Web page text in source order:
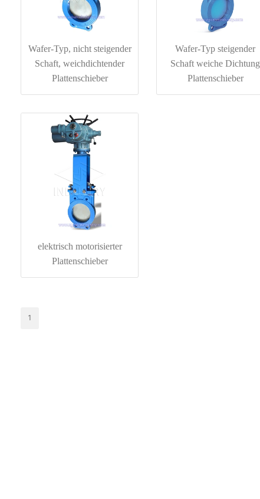
Wafer-Typ, nicht steigender
Schaft, weichdichtender
Plattenschieber
Wafer-Typ steigender
Schaft weiche Dichtung
Plattenschieber
elektrisch motorisierter
Plattenschieber
1